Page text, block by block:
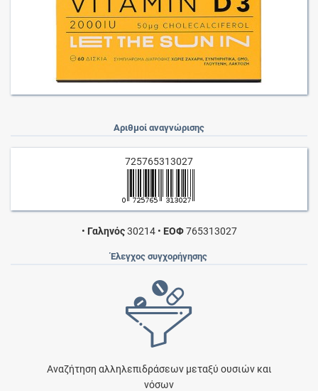
Αριθμοί αναγνώρισης
725765313027
• Γαληνός30214 • ΕΟΦ765313027
Έλεγχος συγχορήγησης
Αναζήτηση αλληλεπιδράσεων μεταξύ ουσιών και
νόσων